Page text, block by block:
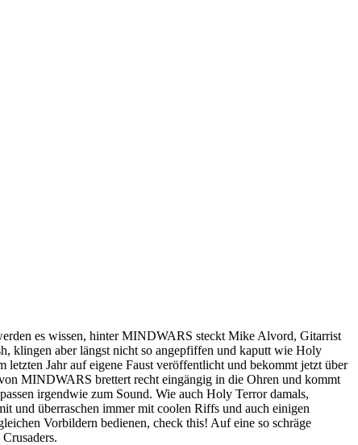
es wissen, hinter MINDWARS steckt Mike Alvord, Gitarrist
klingen aber längst nicht so angepfiffen und kaputt wie Holy
Jahr auf eigene Faust veröffentlicht und bekommt jetzt über
MINDWARS brettert recht eingängig in die Ohren und kommt
irgendwie zum Sound. Wie auch Holy Terror damals,
und überraschen immer mit coolen Riffs und auch einigen
Vorbildern bedienen, check this! Auf eine so schräge